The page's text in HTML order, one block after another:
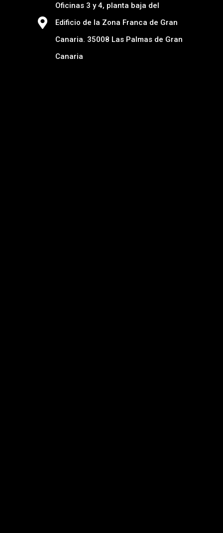
Oficinas 3 y 4, planta baja del
Edificio de la Zona Franca de Gran
Canaria. 35008 Las Palmas de Gran
Canaria